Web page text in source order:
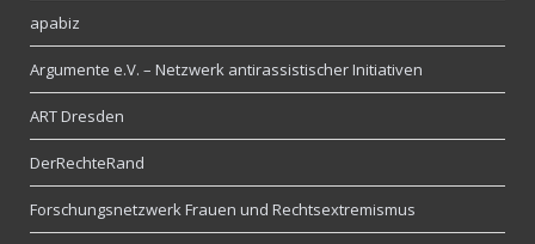
apabiz
Argumente e.V. – Netzwerk antirassistischer Initiativen
ART Dresden
DerRechteRand
Forschungsnetzwerk Frauen und Rechtsextremismus